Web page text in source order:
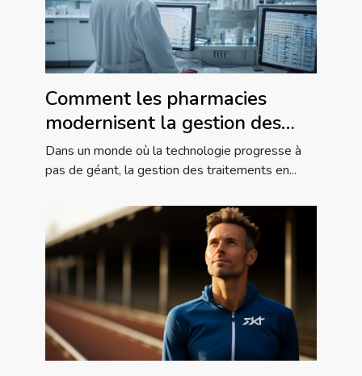
Comment les pharmacies
modernisent la gestion des
traitements en établissements
de soins
Dans un monde où la technologie progresse à
pas de géant, la gestion des traitements en...